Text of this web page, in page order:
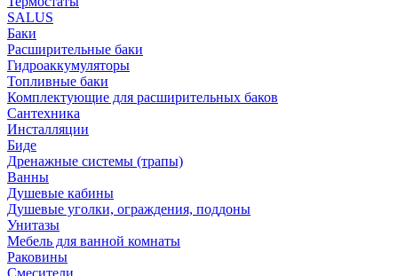
SALUS
Баки
Расширительные баки
Гидроаккумуляторы
Топливные баки
Комплектующие для расширительных баков
Сантехника
Инсталляции
Биде
Дренажные системы (трапы)
Ванны
Душевые кабины
Душевые уголки, ограждения, поддоны
Унитазы
Мебель для ванной комнаты
Раковины
Смесители